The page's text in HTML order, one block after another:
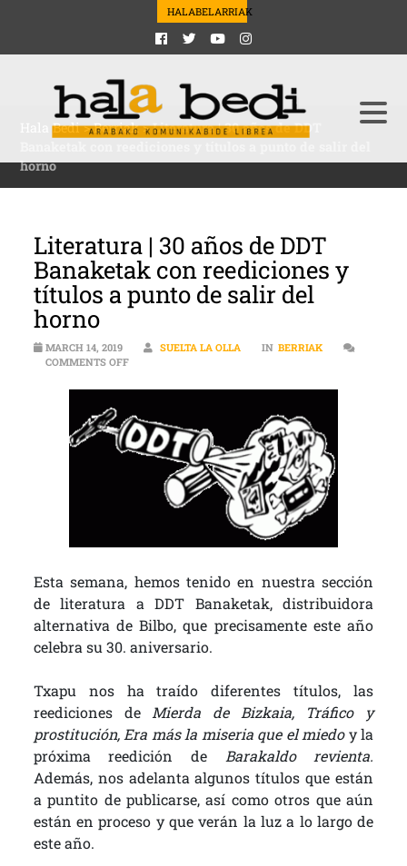
HALABELARRIAK
Hala Bedi>Berriak>Literatura | 30 años de DDT
horno
Literatura | 30 años de DDT
Banaketak con reediciones y
títulos a punto de salir del
horno
MARCH 14, 2019 SUELTA LA OLLA IN BERRIAK
COMMENTS OFFON LITERATURA | 30 AÑOS DE DDT BANAKETAK CON
Esta semana, hemos tenido en nuestra sección
de literatura a DDT Banaketak, distribuidora
alternativa de Bilbo, que precisamente este año
celebra su 30. aniversario.
Txapu nos ha traído diferentes títulos, las
reediciones de Mierda de Bizkaia, Tráfico y
prostitución, Era más la miseria que el miedoy la
próxima reedición de
Barakaldo revienta.
Además, nos adelanta algunos títulos que están
a puntito de publicarse, así como otros que aún
están en proceso y que verán la luz a lo largo de
este año.